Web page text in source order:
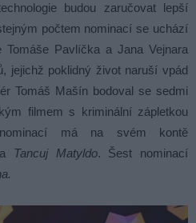
budou zaručovat lepší
počtem nominací se uchází
Pavlíčka a Jana Vejnara
jejichž poklidný život naruší vpád
Tomáš Mašín bodoval se sedmi
filmem s kriminální zápletkou
má na svém kontě
Tancuj Matyldo. Šest nominací